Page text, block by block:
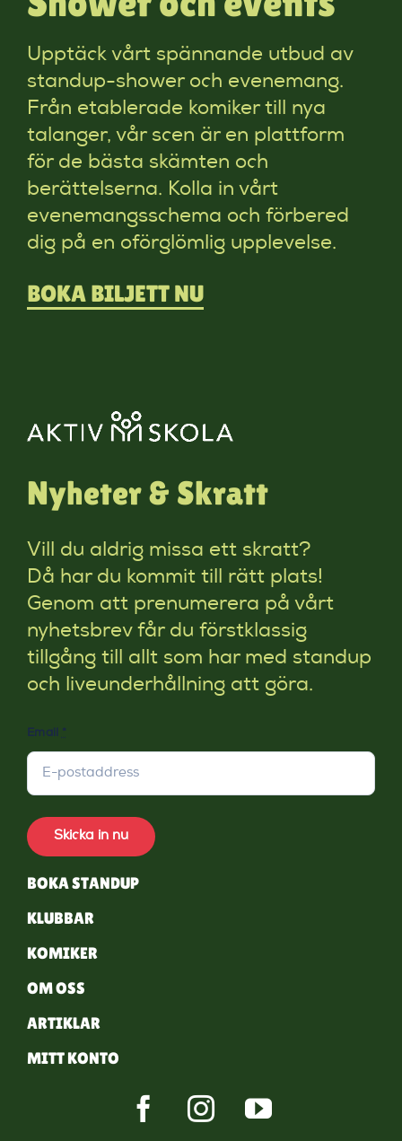
Upptäck vårt spännande utbud av
standup-shower och evenemang.
Från etablerade komiker till nya
talanger, vår scen är en plattform
för de bästa skämten och
berättelserna. Kolla in vårt
evenemangsschema och förbered
dig på en oförglömlig upplevelse.
BOKA BILJETT NU
Nyheter & Skratt
Vill du aldrig missa ett skratt?
Då har du kommit till rätt plats!
Genom att prenumerera på vårt
nyhetsbrev får du förstklassig
tillgång till allt som har med standup
och liveunderhållning att göra.
Email *
Skicka in nu
BOKA STANDUP
KLUBBAR
KOMIKER
OM OSS
ARTIKLAR
MITT KONTO